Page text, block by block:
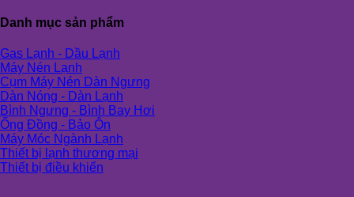
Danh mục sản phẩm
Gas Lạnh - Dầu Lạnh
Máy Nén Lạnh
Cụm Máy Nén Dàn Ngưng
Dàn Nóng - Dàn Lạnh
Bình Ngưng - Bình Bay Hơi
Ống Đồng - Bảo Ôn
Máy Móc Ngành Lạnh
Thiết bị lạnh thương mại
Thiết bị điều khiển